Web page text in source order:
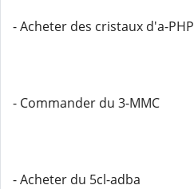
- Acheter des cristaux d'a-PHP
- Commander du 3-MMC
- Acheter du 5cl-adba